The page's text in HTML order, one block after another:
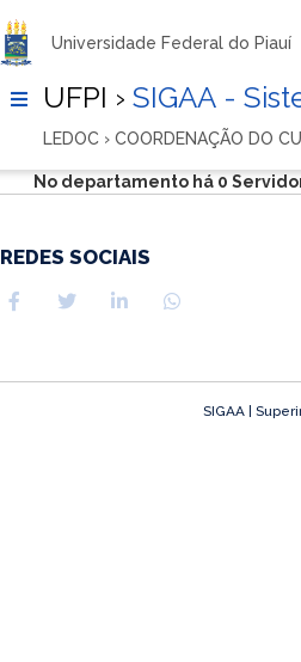
Universidade Federal do Piauí
UFPI › SIGAA -
LEDOC › COORDENAÇÃO DO
No departamento há 0
REDES SOCIAIS
SIGAA |